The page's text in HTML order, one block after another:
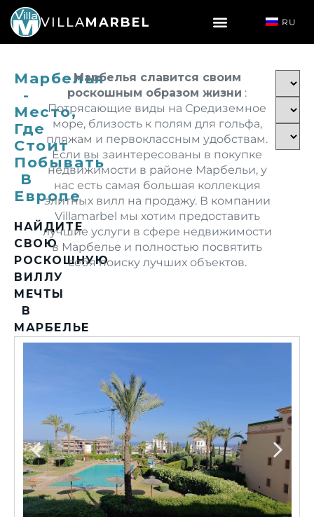
VILLAMARBEL RU
Марбелья
-
Место,
Где
Стоит
Побывать
В
Европе
НАЙДИТЕ
СВОЮ
РОСКОШНУЮ
ВИЛЛУ
МЕЧТЫ
В
МАРБЕЛЬЕ
Марбелья славится своим
роскошным образом жизни :
Потрясающие виды на Средиземное
море, близость к полям для гольфа,
пляжам и первоклассным удобствам.
Если вы заинтересованы в покупке
недвижимости в районе Марбельи, у
нас есть самая большая коллекция
элитных вилл на продажу. В компании
Villamarbel мы хотим предоставить
лучшие услуги в сфере недвижимости
в Марбелье и полностью посвятить
себя поиску лучших объектов.